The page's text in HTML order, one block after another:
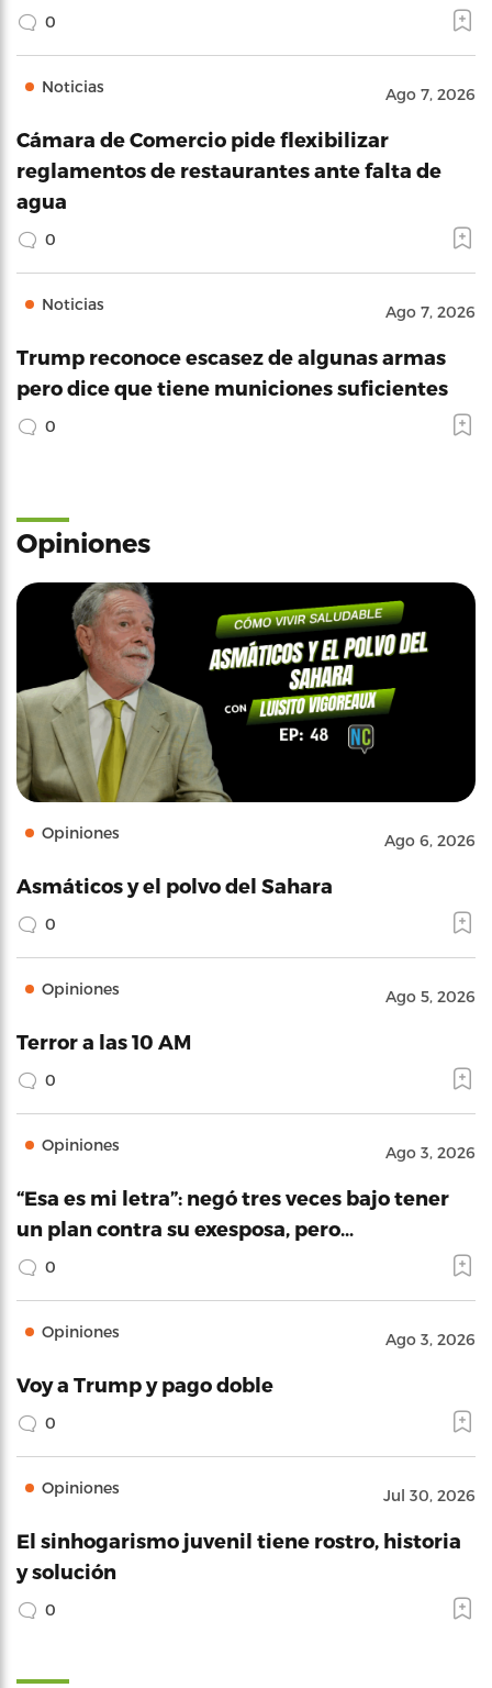
0
Noticias Ago 7, 2026
Cámara de Comercio pide flexibilizar
reglamentos de restaurantes ante falta de
agua
0
Noticias Ago 7, 2026
Trump reconoce escasez de algunas armas
pero dice que tiene municiones suficientes
0
Opiniones
Opiniones Ago 6, 2026
Asmáticos y el polvo del Sahara
0
Opiniones Ago 5, 2026
Terror a las 10 AM
0
Opiniones Ago 3, 2026
“Esa es mi letra”: negó tres veces bajo tener
un plan contra su exesposa, pero…
0
Opiniones Ago 3, 2026
Voy a Trump y pago doble
0
Opiniones Jul 30, 2026
El sinhogarismo juvenil tiene rostro, historia
y solución
0